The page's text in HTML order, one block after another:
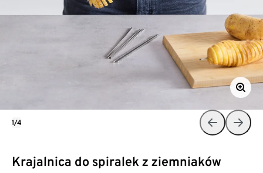
Krajalnica do spiralek z ziemniaków
1/4